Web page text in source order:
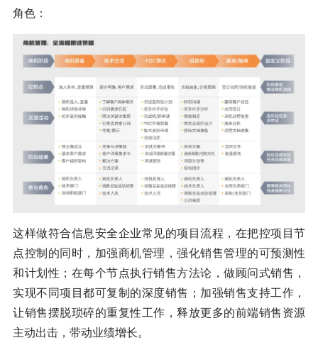
角色：
这样做符合信息安全企业常见的项目流程，在把控项目节
点控制的同时，加强商机管理，强化销售管理的可预测性
和计划性；在每个节点执行销售方法论，做顾问式销售，
实现不同项目都可复制的深度销售；加强销售支持工作，
让销售摆脱琐碎的重复性工作，释放更多的前端销售资源
主动出击，带动业绩增长。